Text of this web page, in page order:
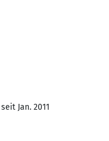
Jan. 2011